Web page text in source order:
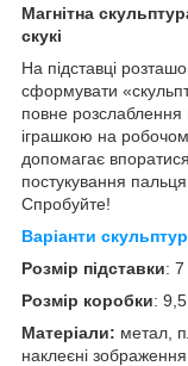
Магнітна
скукі
На підставці
сформувати
повне розслаблення
іграшкою на
допомагає
постукування
Спробуйте!
Варіанти
Розмір підставки:
Розмір коробки:
Матеріали: метал,
наклеєні